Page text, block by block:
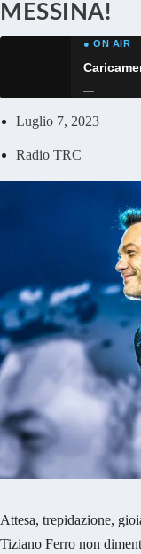
MESSINA!
● ON AIR
—
Luglio 7, 2023
Radio TRC
Attesa, trepidazione,
Tiziano Ferro non